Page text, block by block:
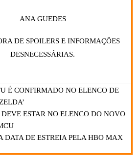
ANA GUEDES
DE SPOILERS E INFORMAÇÕES
DESNECESSÁRIAS.
É CONFIRMADO NO ELENCO DE
ESTAR NO ELENCO DO NOVO
DATA DE ESTREIA PELA HBO MAX